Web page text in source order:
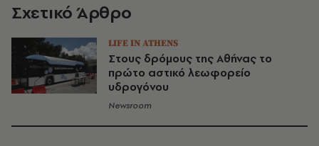
Σχετικό Άρθρο
LIFE IN ATHENS
Στους δρόμους της Αθήνας το
πρώτο αστικό λεωφορείο
υδρογόνου
Newsroom